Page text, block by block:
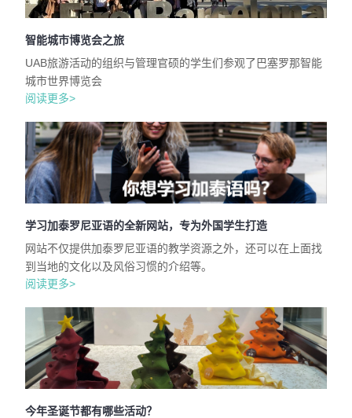
智能城市博览会之旅
UAB旅游活动的组织与管理官硕的学生们参观了巴塞罗那智能
城市世界博览会
阅读更多>
学习加泰罗尼亚语的全新网站，专为外国学生打造
网站不仅提供加泰罗尼亚语的教学资源之外，还可以在上面找
到当地的文化以及风俗习惯的介绍等。
阅读更多>
今年圣诞节都有哪些活动？